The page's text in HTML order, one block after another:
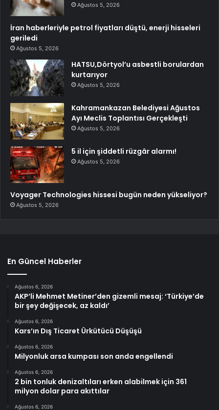
Ağustos 5, 2026
İran haberleriyle petrol fiyatları düştü, enerji hisseleri
geriledi
Ağustos 5, 2026
HATSU,Dörtyol’u asbestli borulardan
kurtarıyor
Ağustos 5, 2026
Kahramankazan Belediyesi Ağustos
Ayı Meclis Toplantısı Gerçekleşti
Ağustos 5, 2026
5 il için şiddetli rüzgâr alarmı!
Ağustos 5, 2026
Voyager Technologies hissesi bugün neden yükseliyor?
Ağustos 5, 2026
En Güncel Haberler
Ağustos 6, 2026
AKP’li Mehmet Metiner’den gizemli mesaj: ‘Türkiye’de
bir şey değişecek, az kaldı’
Ağustos 6, 2026
Kars’ın Dış Ticaret Ürkütücü Düşüşü
Ağustos 6, 2026
Milyonluk arsa kumpası son anda engellendi
Ağustos 6, 2026
2 bin tonluk denizaltıları erken alabilmek için 361
milyon dolar para akıttılar
Ağustos 6, 2026